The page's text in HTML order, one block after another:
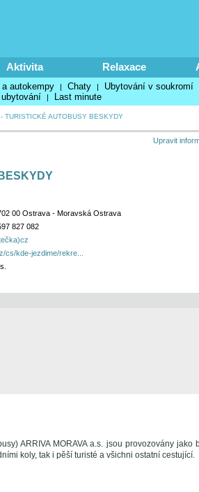
Aktivita Relaxace
a autokempy | Chaty | Ubytování v soukromí
| Last minute
- TURISTICKÉ AUTOBUSY BESKYDY
Upravit
00 Ostrava - Moravská Ostrava
827 082
cs/kde-jezdime/rekre...
ARRIVA MORAVA a.s. jsou provozovány
koly, tak i pěší turisté a všichni ostatní cestující.